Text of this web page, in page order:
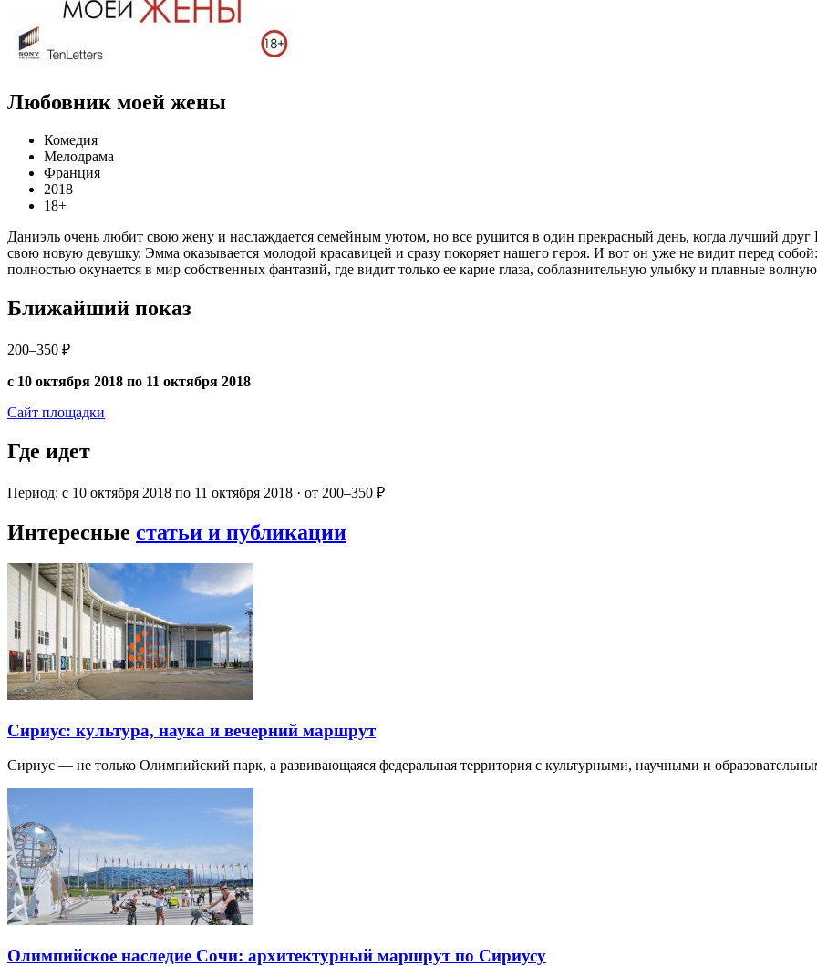
Любовник моей жены
Комедия
Мелодрама
Франция
2018
18+
Даниэль очень любит свою жену и наслаждается семейным уютом, но все рушится в один прекрасный день, когда лучший
свою новую девушку. Эмма оказывается молодой красавицей и сразу покоряет нашего героя. И вот он уже не видит перед
полностью окунается в мир собственных фантазий, где видит только ее карие глаза, соблазнительную улыбку и плавные
Ближайший показ
200–350 ₽
с 10 октября 2018 по 11 октября 2018
Сайт площадки
Где идет
Период: с 10 октября 2018 по 11 октября 2018 · от 200–350 ₽
Интересные статьи и публикации
Сириус: культура, наука и вечерний маршрут
Сириус — не только Олимпийский парк, а развивающаяся федеральная территория с культурными, научными и
Олимпийское наследие Сочи: архитектурный маршрут по Сириусу